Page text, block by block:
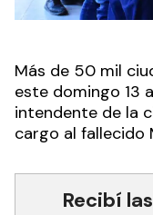
Más de 50 mil
este domingo 13
intendente de la
cargo al fallecido
Recibí